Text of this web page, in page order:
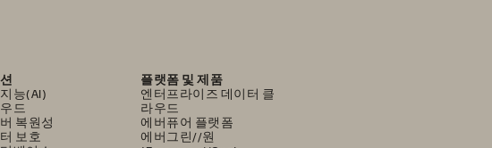
능(AI)
드
복원성
보호
플랫폼 및 제품
엔터프라이즈 데이터 클
라우드
에버퓨어 플랫폼
에버그린//원